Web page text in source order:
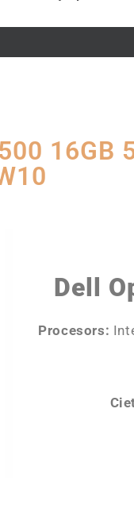
16GB
Dell
Procesors: